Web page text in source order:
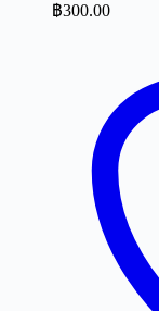
฿300.00